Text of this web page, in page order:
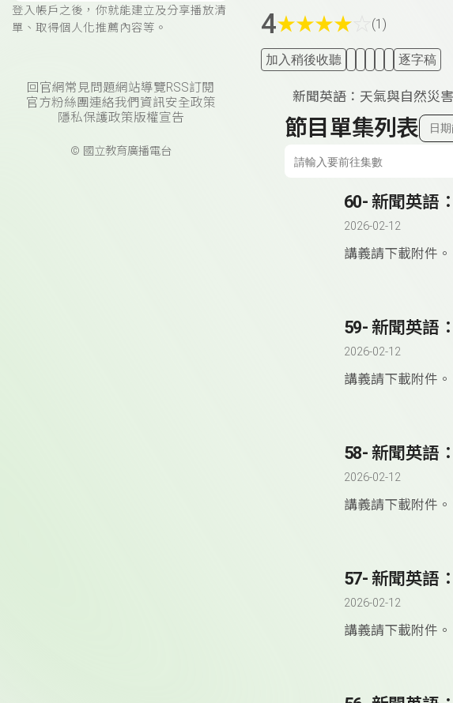
登入帳戶之後，你就能建立及分享播放清
單、取得個人化推薦內容等。
回官網常見問題網站導覽RSS訂閱
官方粉絲團連絡我們 資訊安全政策
隱私保護政策版權宣告
© 國立教育廣播電台
4★★★★ (1)
加入稍後收聽 逐字稿
新聞英語：天氣與自然災
節目單集列表 日
60- 新聞英語
2026-02-12
講義請下載附件。
59- 新聞英語
2026-02-12
講義請下載附件。
58- 新聞英語
2026-02-12
講義請下載附件。
57- 新聞英語
2026-02-12
講義請下載附件。